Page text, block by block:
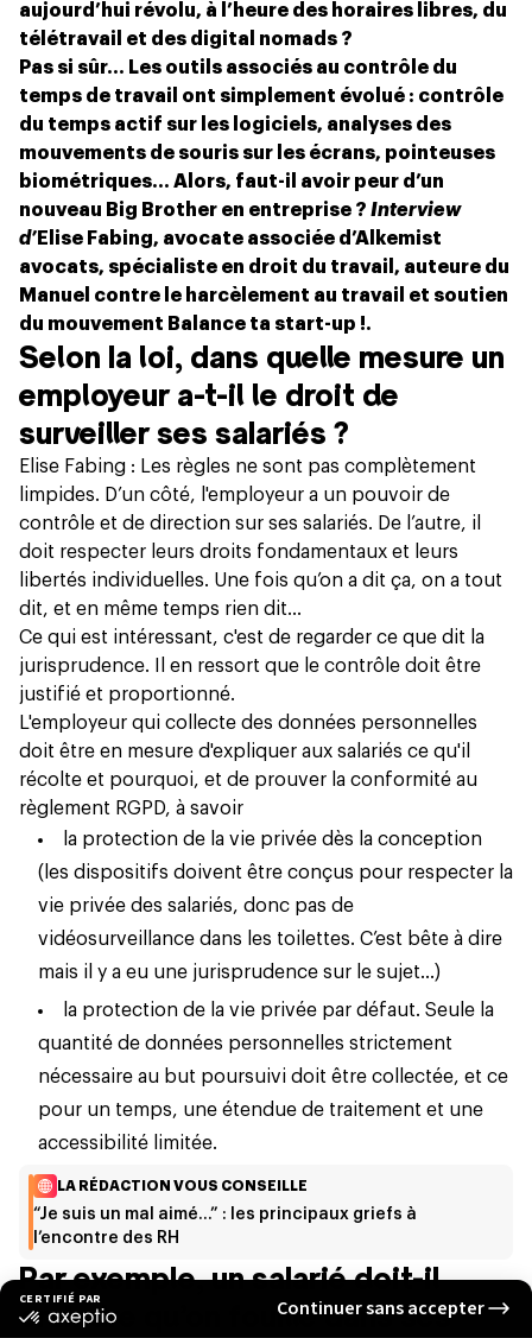
aujourd’hui révolu, à l’heure des horaires libres, du
télétravail et des digital nomads ?
Pas si sûr… Les outils associés au contrôle du
temps de travail ont simplement évolué : contrôle
du temps actif sur les logiciels, analyses des
mouvements de souris sur les écrans, pointeuses
biométriques… Alors, faut-il avoir peur d’un
nouveau Big Brother en entreprise ? Interview
d’ Elise Fabing, avocate associée d’Alkemist
avocats, spécialiste en droit du travail, auteure du
Manuel contre le harcèlement au travail et soutien
du mouvement Balance ta start-up !.
Selon la loi, dans quelle mesure un
employeur a-t-il le droit de
surveiller ses salariés ?
Elise Fabing : Les règles ne sont pas complètement
limpides. D’un côté, l'employeur a un pouvoir de
contrôle et de direction sur ses salariés. De l’autre, il
doit respecter leurs droits fondamentaux et leurs
libertés individuelles. Une fois qu’on a dit ça, on a tout
dit, et en même temps rien dit…
Ce qui est intéressant, c'est de regarder ce que dit la
jurisprudence. Il en ressort que le contrôle doit être
justifié et proportionné.
L'employeur qui collecte des données personnelles
doit être en mesure d'expliquer aux salariés ce qu'il
récolte et pourquoi, et de prouver la conformité au
règlement RGPD, à savoir
la protection de la vie privée dès la conception
(les dispositifs doivent être conçus pour respecter la
vie privée des salariés, donc pas de
vidéosurveillance dans les toilettes. C’est bête à dire
mais il y a eu une jurisprudence sur le sujet…)
la protection de la vie privée par défaut. Seule la
quantité de données personnelles strictement
nécessaire au but poursuivi doit être collectée, et ce
pour un temps, une étendue de traitement et une
accessibilité limitée.
LA RÉDACTION VOUS CONSEILLE
“Je suis un mal aimé…” : les principaux griefs à
l’encontre des RH
Par exemple, un salarié doit-il
craindre qu’on fouille dans ses